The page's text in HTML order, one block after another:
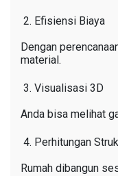
Efisiensi Biaya
Dengan
material.
Visualisasi 3D
Anda bisa melihat
Perhitungan
Rumah dibangun